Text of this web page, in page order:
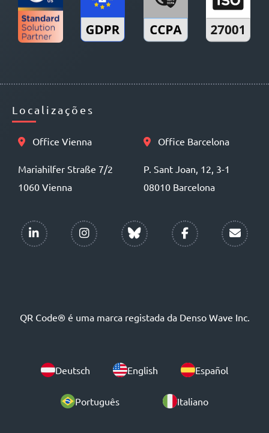
Localizações
Office Vienna
Mariahilfer Straße 7/2
1060 Vienna
Office Barcelona
P. Sant Joan, 12, 3-1
08010 Barcelona
QR Code® é uma marca registada da Denso Wave Inc.
Deutsch English Español
Português Italiano